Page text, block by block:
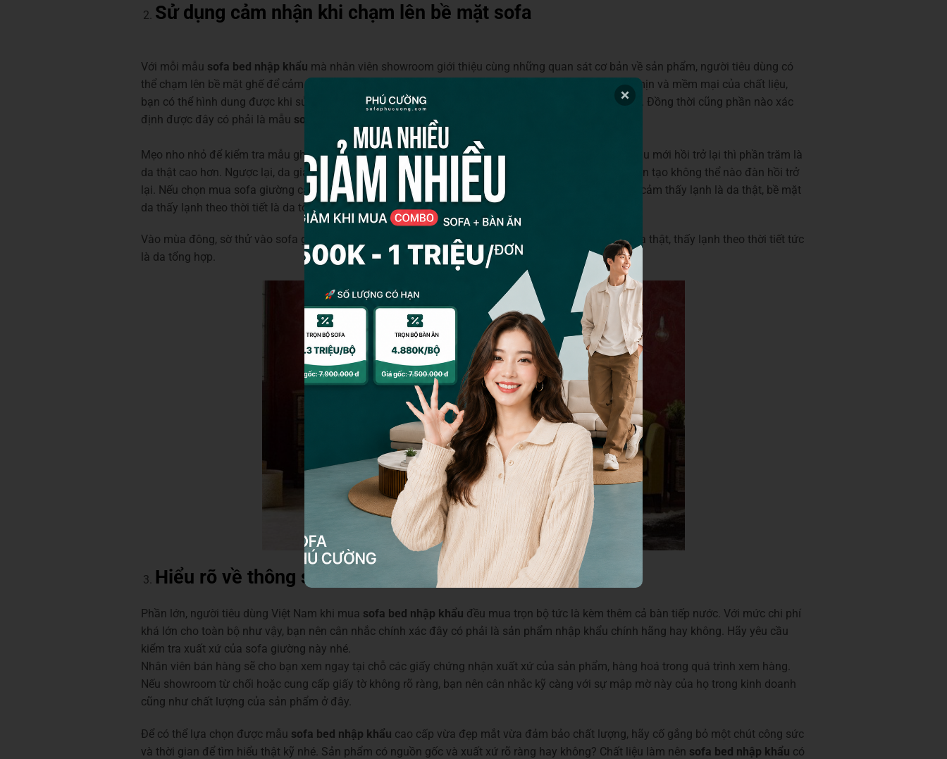
Sử dụng cảm nhận khi chạm lên bề mặt sofa
Với mỗi mẫu sofa bed nhập khẩu mà nhân viên showroom giới thiệu cùng những quan sát cơ bản về sản phẩm, người tiêu dùng có
thể chạm lên bề mặt ghế để cảm nhận chính xác hơn sản phẩm mình cần mua. Bằng cảm nhận độ mịn và mềm mại của chất liệu,
bạn có thể hình dung được khi sử dụng sofa nhập khẩu này có thoải mái và phù hợp với mình không. Đồng thời cũng phần nào xác
định được đây có phải là mẫu sofa bed nhập khẩu chính hãng không.
Mẹo nho nhỏ để kiểm tra mẫu ghế nhập khẩu từ da chính là ấn tay xuống bề mặt sofa, nếu vết lõm lâu mới hồi trở lại thì phần trăm là
da thật cao hơn. Ngược lại, da giả khi nhấn xuống sẽ có vết lõm ở nguyên vị trí vì lớp hạt vật chất nhân tạo không thể nào đàn hồi trở
lại. Nếu chọn mua sofa giường cao cấp nhập khẩu vào mùa đông thì sờ thử vào sofa, bề mặt không cảm thấy lạnh là da thật, bề mặt
da thấy lạnh theo thời tiết là da tổng hợp.
Vào mùa đông, sờ thử vào sofa giường cao cấp nhập khẩu, bề mặt không cảm thấy lạnh thì đấy là da thật, thấy lạnh theo thời tiết tức
là da tổng hợp.
Hiểu rõ về thông số sản phẩm
Phần lớn, người tiêu dùng Việt Nam khi mua sofa bed nhập khẩu đều mua trọn bộ tức là kèm thêm cả bàn tiếp nước. Với mức chi phí
khá lớn cho toàn bộ như vậy, bạn nên cân nhắc chính xác đây có phải là sản phẩm nhập khẩu chính hãng hay không. Hãy yêu cầu
kiểm tra xuất xứ của sofa giường này nhé.
Nhân viên bán hàng sẽ cho bạn xem ngay tại chỗ các giấy chứng nhận xuất xứ của sản phẩm, hàng hoá trong quá trình xem hàng.
Nếu showroom từ chối hoặc cung cấp giấy tờ không rõ ràng, bạn nên cân nhắc kỹ càng với sự mập mờ này của họ trong kinh doanh
cũng như chất lượng của sản phẩm ở đây.
Để có thể lựa chọn được mẫu sofa bed nhập khẩu cao cấp vừa đẹp mắt vừa đảm bảo chất lượng, hãy cố gắng bỏ một chút công sức
và thời gian để tìm hiểu thật kỹ nhé. Sản phẩm có nguồn gốc và xuất xứ rõ ràng hay không? Chất liệu làm nên sofa bed nhập khẩu có